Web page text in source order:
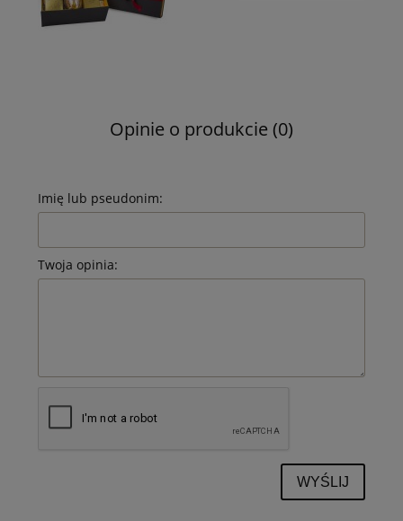
Opinie o produkcie (0)
Imię lub pseudonim:
Twoja opinia:
WYŚLIJ